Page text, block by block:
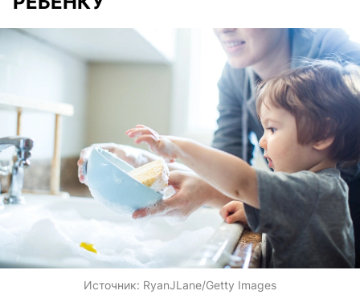
Источник: RyanJLane/Getty Images